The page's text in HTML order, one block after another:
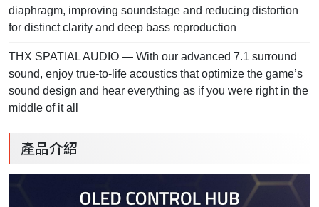
diaphragm, improving soundstage and reducing distortion
for distinct clarity and deep bass reproduction
THX SPATIAL AUDIO — With our advanced 7.1 surround
sound, enjoy true-to-life acoustics that optimize the game’s
sound design and hear everything as if you were right in the
middle of it all
產品介紹